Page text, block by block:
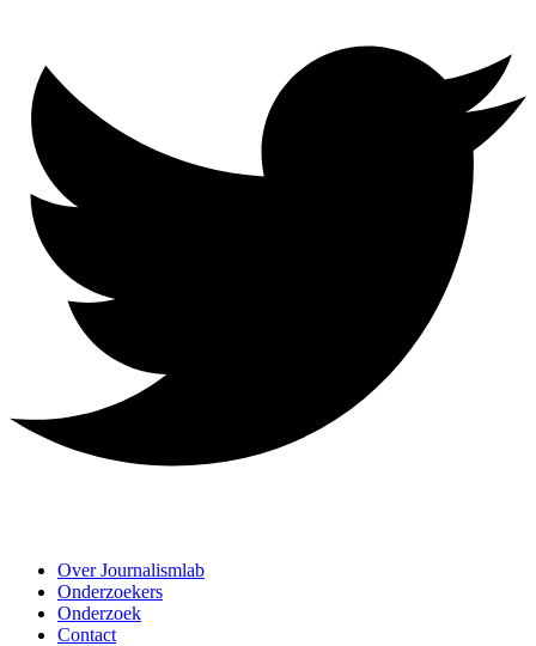
Over Journalismlab
Onderzoekers
Onderzoek
Contact